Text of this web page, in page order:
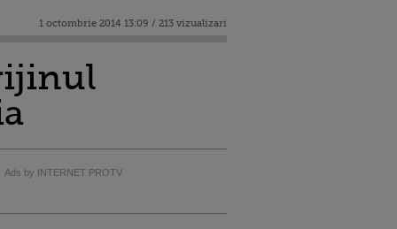
1 octombrie 2014 13:09 / 213 vizualizari
Ads by INTERNET PROTV